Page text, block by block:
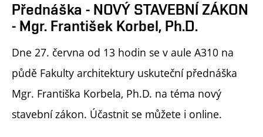
Přednáška - NOVÝ STAVEBNÍ ZÁKON
- Mgr. František Korbel, Ph.D.
Dne 27. června od 13 hodin se v aule A310 na
půdě Fakulty architektury uskuteční přednáška
Mgr. Františka Korbela, Ph.D. na téma nový
stavební zákon. Účastnit se můžete i online.